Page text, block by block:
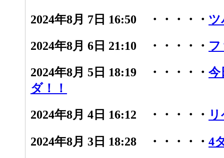
2024年8月 7日 16:50 ・・・・・ ツ
2024年8月 6日 21:10 ・・・・・ フ
2024年8月 5日 18:19 ・・・・・ 今
ダ！！
2024年8月 4日 16:12 ・・・・・
2024年8月 3日 18:28 ・・・・・ 4